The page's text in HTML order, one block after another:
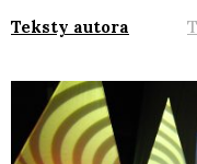
Teksty autora